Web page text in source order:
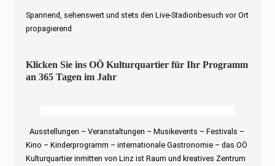
Spannend, sehenswert und stets den Live-Stadionbesuch vor Ort
propagierend
Klicken Sie ins OÖ Kulturquartier für Ihr Programm
an 365 Tagen im Jahr
Ausstellungen – Veranstaltungen – Musikevents – Festivals –
Kino – Kinderprogramm – internationale Gastronomie – das OÖ
Kulturquartier inmitten von Linz ist Raum und kreatives Zentrum